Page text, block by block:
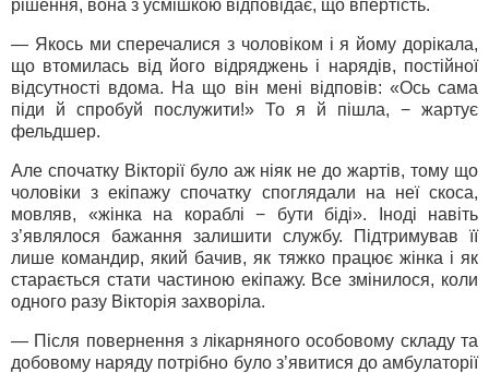
рішення, вона з усмішкою відповідає, що впертість.
— Якось ми сперечалися з чоловіком і я йому дорікала,
що втомилась від його відряджень і нарядів, постійної
відсутності вдома. На що він мені відповів: «Ось сама
піди й спробуй послужити!» То я й пішла, − жартує
фельдшер.
Але спочатку Вікторії було аж ніяк не до жартів, тому що
чоловіки з екіпажу спочатку споглядали на неї скоса,
мовляв, «жінка на кораблі − бути біді». Іноді навіть
з’являлося бажання залишити службу. Підтримував її
лише командир, який бачив, як тяжко працює жінка і як
старається стати частиною екіпажу. Все змінилося, коли
одного разу Вікторія захворіла.
— Після повернення з лікарняного особовому складу та
добовому наряду потрібно було з’явитися до амбулаторії